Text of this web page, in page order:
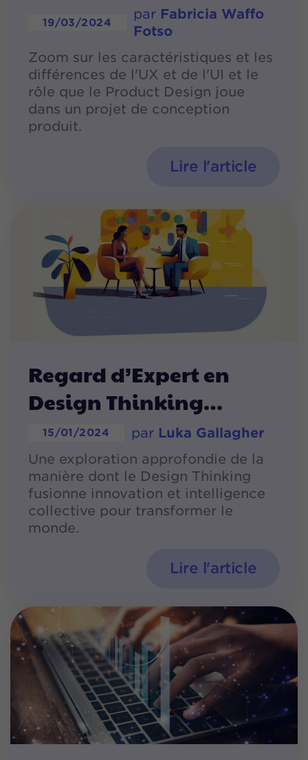
19/03/2024
par Fabricia Waffo
Fotso
Zoom sur les caractéristiques et les
différences de l'UX et de l'UI et le
rôle que le Product Design joue
dans un projet de conception
produit.
Lire l'article
Regard d’Expert en
Design Thinking
15/01/2024 par Luka Gallagher
Une exploration approfondie de la
manière dont le Design Thinking
fusionne innovation et intelligence
collective pour transformer le
monde.
Lire l'article